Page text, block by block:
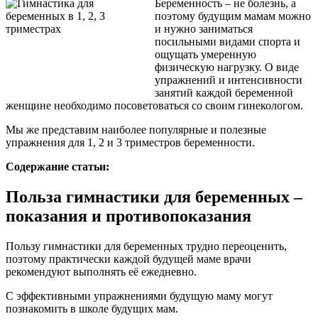
Беременность – не болезнь, а
поэтому будущим мамам можно
и нужно заниматься
посильными видами спорта и
ощущать умеренную
физическую нагрузку. О виде
упражнений и интенсивности
занятий каждой беременной
женщине необходимо посоветоваться со своим гинекологом.
Мы же представим наиболее популярные и полезные
упражнения для 1, 2 и 3 триместров беременности.
Содержание статьи:
Польза гимнастики для беременных –
показания и противопоказания
Пользу гимнастики для беременных трудно переоценить,
поэтому практически каждой будущей маме врачи
рекомендуют выполнять её ежедневно.
С эффективными упражнениями будущую маму могут
познакомить в школе будущих мам.